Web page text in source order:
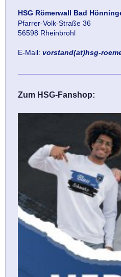
HSG Römerwall Bad
Pfarrer-Volk-Straße 36
56598 Rheinbrohl
E-Mail: vorstand(at)hsg-
Zum HSG-Fanshop: